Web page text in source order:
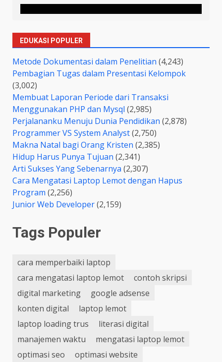
EDUKASI POPULER
Metode Dokumentasi dalam Penelitian (4,243)
Pembagian Tugas dalam Presentasi Kelompok
(3,002)
Membuat Laporan Periode dari Transaksi
Menggunakan PHP dan Mysql (2,985)
Perjalananku Menuju Dunia Pendidikan (2,878)
Programmer VS System Analyst(2,750)
Makna Natal bagi Orang Kristen (2,385)
Hidup Harus Punya Tujuan (2,341)
Arti Sukses Yang Sebenarnya (2,307)
Cara Mengatasi Laptop Lemot dengan Hapus
Program (2,256)
Junior Web Developer(2,159)
Tags Populer
cara memperbaiki laptop
cara mengatasi laptop lemot
contoh skripsi
digital marketing
google adsense
konten digital
laptop lemot
laptop loading trus
literasi digital
manajemen waktu
mengatasi laptop lemot
optimasi seo
optimasi website